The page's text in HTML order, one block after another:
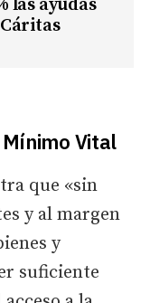
las ayudas
Vital
que «sin
y al margen
y
suficiente